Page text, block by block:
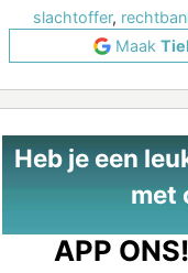
slachtoffer,
Maak
Heb je een
met
APP ONS!